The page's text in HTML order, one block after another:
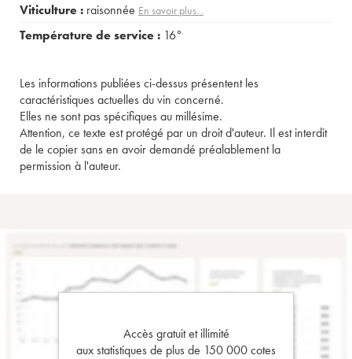
Viticulture : raisonnée En savoir plus...
Température de service : 16°
Les informations publiées ci-dessus présentent les
caractéristiques actuelles du vin concerné.
Elles ne sont pas spécifiques au millésime.
Attention, ce texte est protégé par un droit d'auteur. Il est interdit
de le copier sans en avoir demandé préalablement la
permission à l'auteur.
Accès gratuit et illimité
aux statistiques de plus de 150 000 cotes